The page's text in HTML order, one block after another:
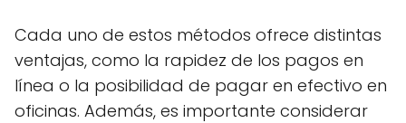
Cada uno de estos métodos ofrece distintas
ventajas, como la rapidez de los pagos en
línea o la posibilidad de pagar en efectivo en
oficinas. Además, es importante considerar